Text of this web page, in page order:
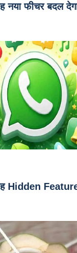
नया फीचर बदल
Hidden